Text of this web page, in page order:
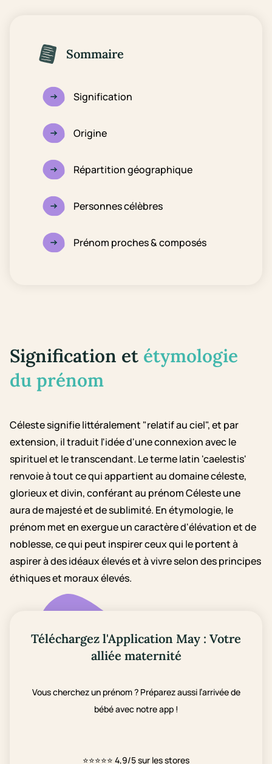
Sommaire
Signification
Origine
Répartition géographique
Personnes célèbres
Prénom proches & composés
Signification et étymologie
du prénom
Céleste signifie littéralement "relatif au ciel", et par
extension, il traduit l'idée d'une connexion avec le
spirituel et le transcendant. Le terme latin 'caelestis'
renvoie à tout ce qui appartient au domaine céleste,
glorieux et divin, conférant au prénom Céleste une
aura de majesté et de sublimité. En étymologie, le
prénom met en exergue un caractère d'élévation et de
noblesse, ce qui peut inspirer ceux qui le portent à
aspirer à des idéaux élevés et à vivre selon des principes
éthiques et moraux élevés.
Téléchargez l'Application May : Votre
alliée maternité
Vous cherchez un prénom ? Préparez aussi l’arrivée de
bébé avec notre app !
⭐⭐⭐⭐⭐ 4,9/5 sur les stores